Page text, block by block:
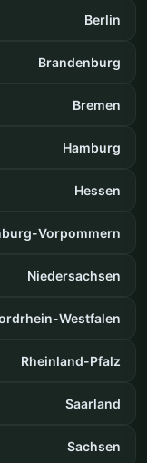
Berlin
Brandenburg
Bremen
Hamburg
Hessen
Vorpommern
Niedersachsen
Westfalen
Rheinland-Pfalz
Saarland
Sachsen